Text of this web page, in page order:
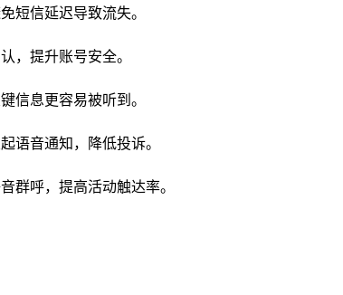
短信延迟导致流失。
，提升账号安全。
信息更容易被听到。
语音通知，降低投诉。
群呼，提高活动触达率。